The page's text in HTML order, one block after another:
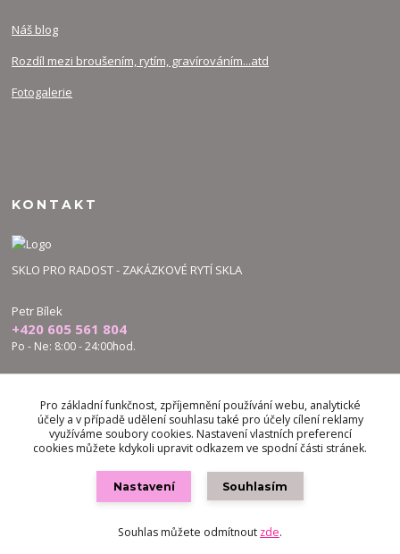
Náš blog
Rozdíl mezi broušením, rytím, gravírováním...atd
Fotogalerie
KONTAKT
SKLO PRO RADOST - ZAKÁZKOVÉ RYTÍ SKLA
Petr Bílek
+420 605 561 804
Po - Ne: 8:00 - 24:00hod.
bilek.petr@skloproradost.cz
Pro základní funkčnost, zpříjemnění používání webu, analytické
účely a v případě udělení souhlasu také pro účely cílení reklamy
využíváme soubory cookies. Nastavení vlastních preferencí
cookies můžete kdykoli upravit odkazem ve spodní části stránek.
Nastavení Souhlasím
Souhlas můžete odmítnout zde.